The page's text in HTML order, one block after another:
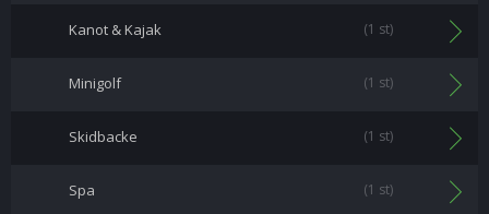
Kanot & Kajak (1 st)
Minigolf (1 st)
Skidbacke (1 st)
Spa (1 st)